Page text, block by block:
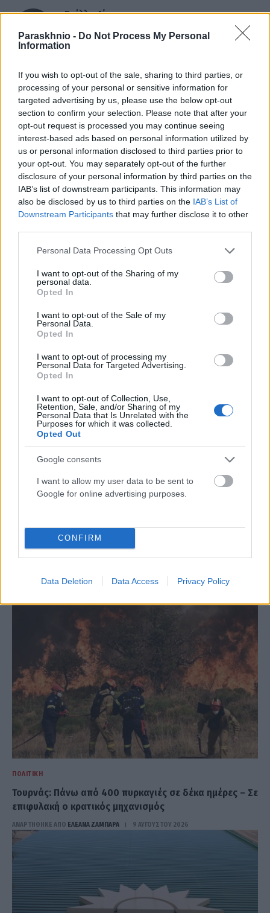
Paraskhnio - Do Not Process My Personal
Information
If you wish to opt-out of the sale, sharing to third parties, or
processing of your personal or sensitive information for
targeted advertising by us, please use the below opt-out
section to confirm your selection. Please note that after your
opt-out request is processed you may continue seeing
interest-based ads based on personal information utilized by
us or personal information disclosed to third parties prior to
your opt-out. You may separately opt-out of the further
disclosure of your personal information by third parties on the
IAB’s list of downstream participants. This information may
also be disclosed by us to third parties on the IAB’s List of
Downstream Participants that may further disclose it to other
Please note that this website/app uses one or more Google
not limited to your visit or usage behaviour. You may click to
grant or deny consent to Google and its third-party tags to
use your data for below specified purposes in below Google
consent section.
Personal Data Processing Opt Outs
I want to opt-out of the Sharing of my
personal data.
Opted In
I want to opt-out of the Sale of my
Personal Data.
Opted In
I want to opt-out of processing my
Personal Data for Targeted Advertising.
Opted In
I want to opt-out of Collection, Use,
Retention, Sale, and/or Sharing of my
Personal Data that Is Unrelated with the
Purposes for which it was collected.
Opted Out
Google consents
I want to allow my user data to be sent to
Google for online advertising purposes.
CONFIRM
Data Deletion Data Access Privacy Policy
Στέλλα Λίταινα
ΣΧΕΤΙΚΑΑΡΘΡΑ
Κοντογεώργης: Επιστρέφουμε αναλογικά και δίκαια το
μέρισμα ανάπτυξης
ΑΝΑΡΤΗΘΗΚΕ ΑΠΟΕΛΕΑΝΑ ΖΑΜΠΑΡΑ 9 ΑΥΓΟΎΣΤΟΥ 2026
Μαρινάκης: «Το δημογραφικό δεν μπορεί να
ΠΟΛΙΤΙΚΉ
Τουρνάς: Πάνω από 400 πυρκαγιές σε δέκα ημέρες – Σε
επιφυλακή ο κρατικός μηχανισμός
ΑΝΑΡΤΗΘΗΚΕ ΑΠΟ ΕΛΕΑΝΑ ΖΑΜΠΑΡΑ 9 ΑΥΓΟΎΣΤΟΥ 2026